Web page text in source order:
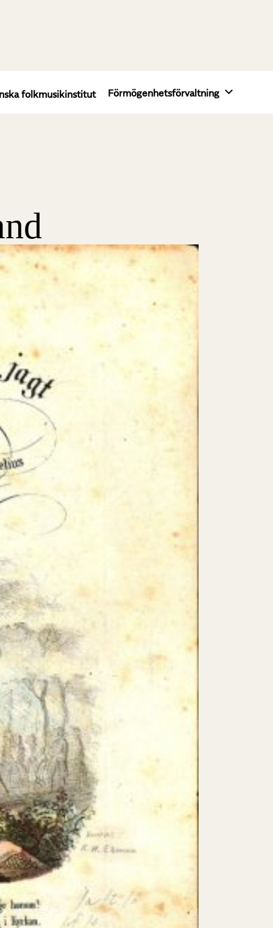
folkmusikinstitut Förmögenhetsförvaltning